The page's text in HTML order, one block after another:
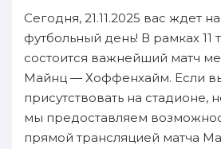
Сегодня, 21.11.2025 вас ждет
футбольный день! В рамках 11
состоится важнейший матч
Майнц — Хоффенхайм. Если
присутствовать на стадионе,
мы предоставляем
прямой трансляцией матча